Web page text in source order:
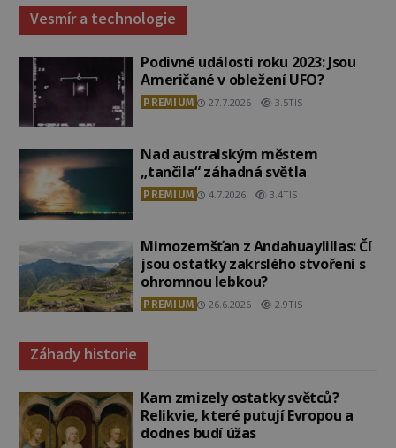
Vesmír a technologie
Podivné události roku 2023: Jsou
Američané v obležení UFO?
PREMIUM 27.7.2026 3.5TIS
Nad australským městem
„tančila“ záhadná světla
PREMIUM 4.7.2026 3.4TIS
Mimozemšťan z Andahuaylillas: Čí
jsou ostatky zakrslého stvoření s
ohromnou lebkou?
PREMIUM 26.6.2026 2.9TIS
Záhady historie
Kam zmizely ostatky světců?
Relikvie, které putují Evropou a
dodnes budí úžas